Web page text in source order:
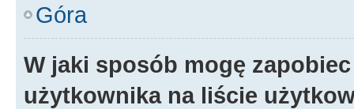
Góra
W jaki sposób mogę
użytkownika na liście